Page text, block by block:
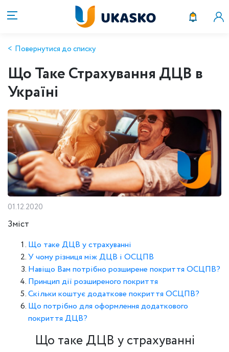
Повернутися до списку
Що Таке Страхування ДЦВ в
Україні
01.12.2020
Зміст
Що таке ДЦВ у страхуванні
У чому різниця між ДЦВ і ОСЦПВ
Навіщо Вам потрібно розширене покриття ОСЦПВ?
Принцип дії розширеного покриття
Скільки коштує додаткове покриття ОСЦПВ?
Що потрібно для оформлення додаткового
покриття ДЦВ?
Що таке ДЦВ у страхуванні